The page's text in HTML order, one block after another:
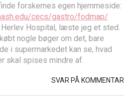
forskernes egen hjemmeside:
cecs/gastro/fodmap/
Hospital, læste jeg et sted.
nogle bøger om det, bare
i supermarkedet kan se, hvad
skal spises mindre af.
SVAR PÅ KOMMENTAR